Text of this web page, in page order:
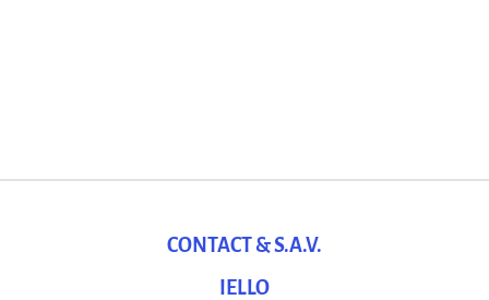
CONTACT & S.A.V.
IELLO